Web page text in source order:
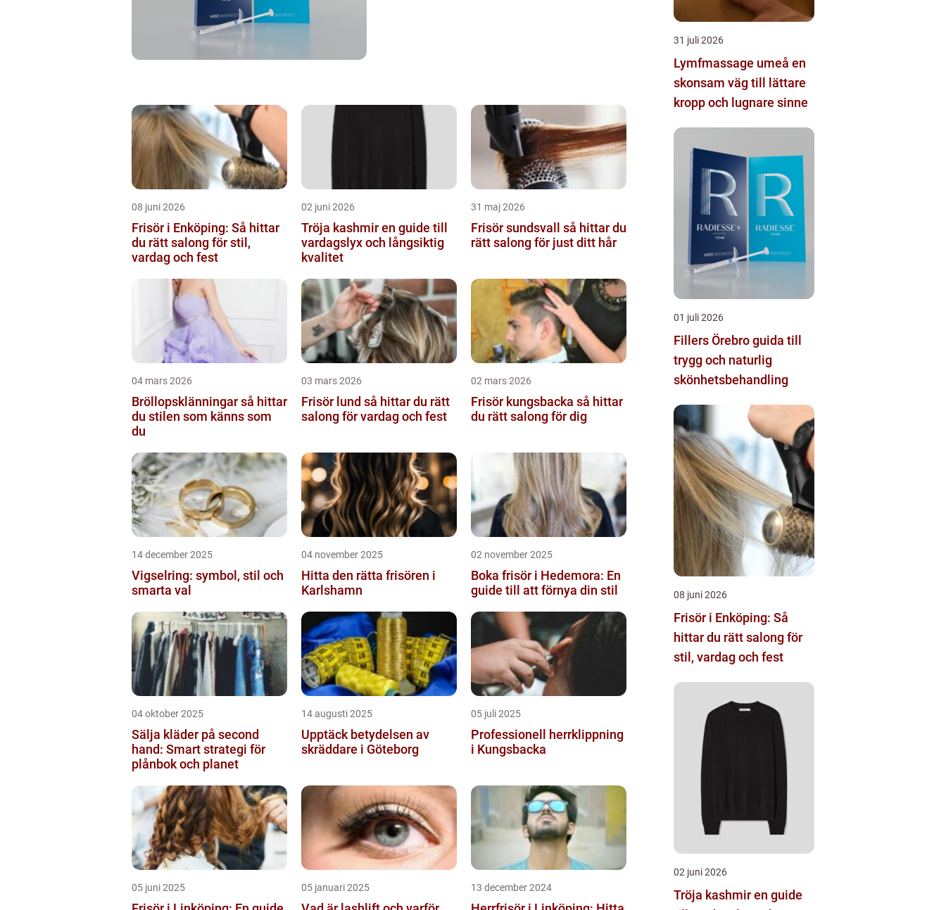
08 juni 2026
Frisör i Enköping: Så hittar
du rätt salong för stil,
vardag och fest
02 juni 2026
Tröja kashmir en guide till
vardagslyx och långsiktig
kvalitet
31 maj 2026
Frisör sundsvall så hittar du
rätt salong för just ditt hår
04 mars 2026
Bröllopsklänningar så hittar
du stilen som känns som
du
03 mars 2026
Frisör lund så hittar du rätt
salong för vardag och fest
02 mars 2026
Frisör kungsbacka så hittar
du rätt salong för dig
14 december 2025
Vigselring: symbol, stil och
smarta val
04 november 2025
Hitta den rätta frisören i
Karlshamn
02 november 2025
Boka frisör i Hedemora: En
guide till att förnya din stil
04 oktober 2025
Sälja kläder på second
hand: Smart strategi för
plånbok och planet
14 augusti 2025
Upptäck betydelsen av
skräddare i Göteborg
05 juli 2025
Professionell herrklippning
i Kungsbacka
05 juni 2025 05 januari 2025 13 december 2024
31 juli 2026
Lymfmassage umeå en
skonsam väg till lättare
kropp och lugnare sinne
01 juli 2026
Fillers Örebro guida till
trygg och naturlig
skönhetsbehandling
08 juni 2026
Frisör i Enköping: Så
hittar du rätt salong för
stil, vardag och fest
02 juni 2026
Tröja kashmir en guide